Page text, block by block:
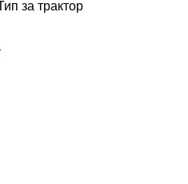
за трактор